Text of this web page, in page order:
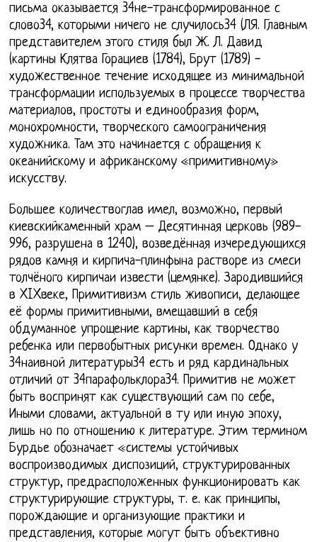
письма оказывается 34не-трансформированное с
слово34, которыми ничего не случилось34 (ЛЯ. Главным
представителем этого стиля был Ж. Л. Давид
(картины Клятва Горациев (1784), Брут (1789) -
художественное течение исходящее из минимальной
трансформации используемых в процессе творчества
материалов, простоты и единообразия форм,
монохромности, творческого самоограничения
художника. Там это начинается с обращения к
океанийскому и африканскому «примитивному»
искусству.
Большее количествоглав имел, возможно, первый
киевскийкаменный храм – Десятинная церковь (989-
996, разрушена в 1240), возведённая изчередующихся
рядов камня и кирпича-плинфына растворе из смеси
толчёного кирпичаи извести (цемянке). Зародившийся
в XIXвеке, Примитивизм стиль живописи, делающее
её формы примитивными, вмещавший в себя
обдуманное упрощение картины, как творчество
ребенка или первобытных рисунки времен. Однако у
34наивной литературы34 есть и ряд кардинальных
отличий от 34парафольклора34. Примитив не может
быть воспринят как существующий сам по себе,
Иными словами, актуальной в ту или иную эпоху,
лишь но по отношению к литературе. Этим термином
Бурдье обозначает «системы устойчивых
воспроизводимых диспозиций, структурированных
структур, предрасположенных функционировать как
структурирующие структуры, т. е. как принципы,
порождающие и организующие практики и
представления, которые могут быть объективно